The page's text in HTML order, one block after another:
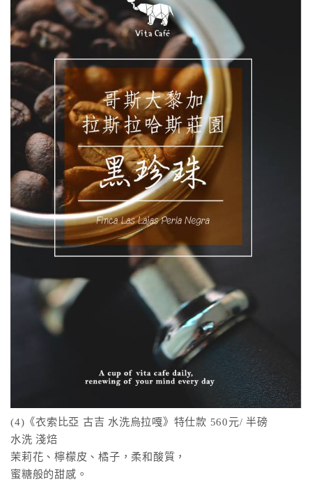
(4)《衣索比亞 古吉 水洗烏拉嘎》特仕款 560元/ 半磅
水洗 淺焙
茉莉花、檸檬皮、橘子，柔和酸質，
蜜糖般的甜感。